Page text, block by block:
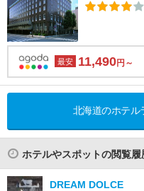
最安 11,490円～
北海道のホテル
ホテルやスポットの閲覧履
DREAM DOLCE